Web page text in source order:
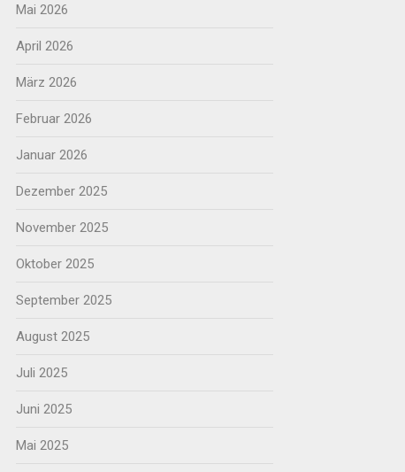
Mai 2026
April 2026
März 2026
Februar 2026
Januar 2026
Dezember 2025
November 2025
Oktober 2025
September 2025
August 2025
Juli 2025
Juni 2025
Mai 2025